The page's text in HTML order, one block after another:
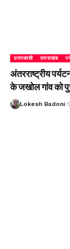
उत्तरकाशी उत्तराखंड
अंतरराष्ट्रीय
के जखोल गांव को
Lokesh Badoni